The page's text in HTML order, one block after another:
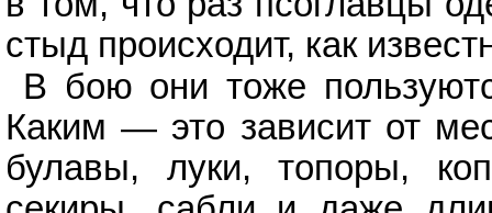
стыд происходит, как
В бою они тоже
Каким — это зависит от
булавы, луки, топоры,